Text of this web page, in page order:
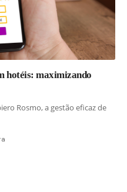
hotéis: maximizando
Rosmo, a gestão eficaz de